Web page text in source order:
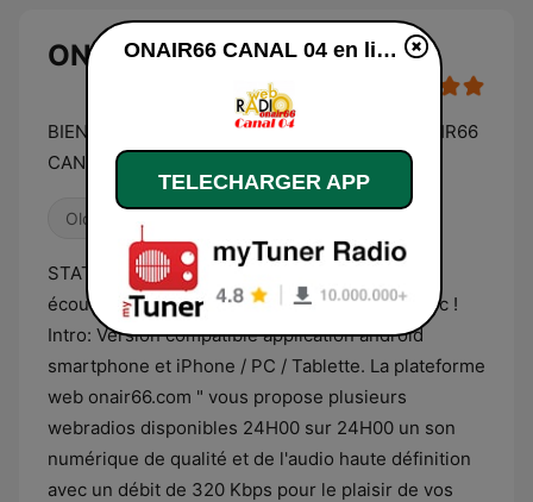
ONAIR66 CANAL 04
BIENVENUE SUR NOTRE SITE WEBRADIO ONAIR66
CANAL 04
Old School
STATION RADIO / ONAIR66 - CANAL 04 Pour
écouter le son clic sur la flèche du player music !
Intro: Version compatible application android
smartphone et iPhone / PC / Tablette. La plateforme
web onair66.com " vous propose plusieurs
webradios disponibles 24H00 sur 24H00 un son
numérique de qualité et de l'audio haute définition
avec un débit de 320 Kbps pour le plaisir de vos
ONAIR66 CANAL 04 en ligne
TELECHARGER APP